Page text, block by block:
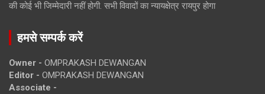
की कोई भी जिम्मेदारी नहीं होगी. सभी विवादों का न्यायक्षेत्र रायपुर होगा
हमसे सम्पर्क करें
Owner - OMPRAKASH DEWANGAN
Editor - OMPRAKASH DEWANGAN
Associate -